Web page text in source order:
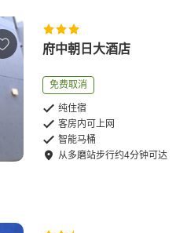
府中朝日大酒店
免费取消
纯住宿
客房内可上网
智能马桶
从多磨站步行约4分钟可达